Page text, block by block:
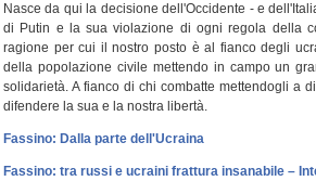
Nasce da qui la decisione dell'Occidente - e
di Putin e la sua violazione di ogni regola della
ragione per cui il nostro posto è al fianco degli
della popolazione civile mettendo in campo un
solidarietà. A fianco di chi combatte mettendogli a
difendere la sua e la nostra libertà.
Fassino: Dalla parte dell'Ucraina
Fassino: tra russi e ucraini frattura insanabile –